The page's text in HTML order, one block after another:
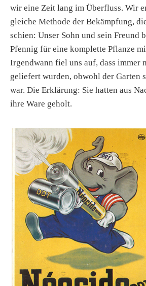
wir eine Zeit lang im Überfluss. Wir
gleiche Methode der Bekämpfung,
schien: Unser Sohn und sein Freund
Pfennig für eine komplette Pflanze
Irgendwann fiel uns auf, dass immer
geliefert wurden, obwohl der Garten
war. Die Erklärung: Sie hatten aus
ihre Ware geholt.